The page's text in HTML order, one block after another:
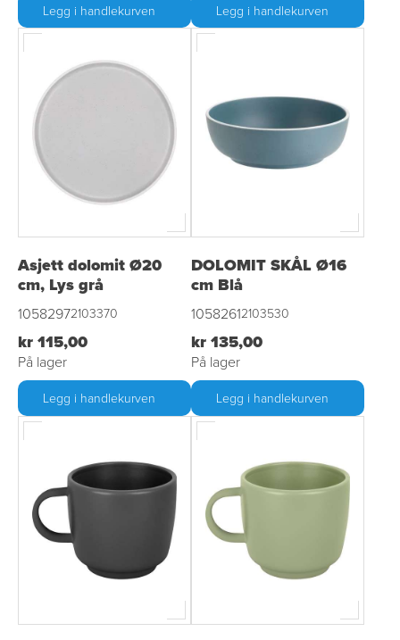
Legg i handlekurven Legg i handlekurven
Asjett dolomit Ø20
cm, Lys grå
10582972103370
kr 115,00
På lager
Legg i handlekurven
DOLOMIT SKÅL Ø16
cm Blå
10582612103530
kr 135,00
På lager
Legg i handlekurven